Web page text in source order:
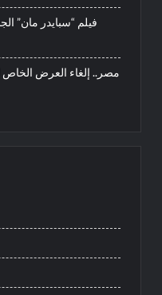
مصر.. إلغاء العرض الخاص